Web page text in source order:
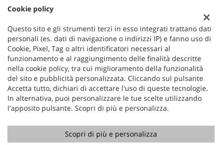
Dati fiscali:
Baggio Auto Srl
Viale Montegrappa, 20/a, Rossano Veneto (VI)
C.F/P.IVA:03251490243
Registro delle imprese:VI
Copyright © 2026 GestionaleAuto.com S.r.l., Tutti i diritti
Cookie policy
Questo sito e gli strumenti terzi in esso integrati trattano dati
personali (es. dati di navigazione o indirizzi IP) e fanno uso di
Cookie, Pixel, Tag o altri identificatori necessari al
funzionamento e al raggiungimento delle finalità descritte
nella cookie policy, tra cui miglioramento della funzionalità
del sito e pubblicità personalizzata. Cliccando sul pulsante
Accetta tutto, dichiari di accettare l'uso di queste tecnologie.
In alternativa, puoi personalizzare le tue scelte utilizzando
l'apposito pulsante. Scopri di più e personalizza.
Scopri di più e personalizza